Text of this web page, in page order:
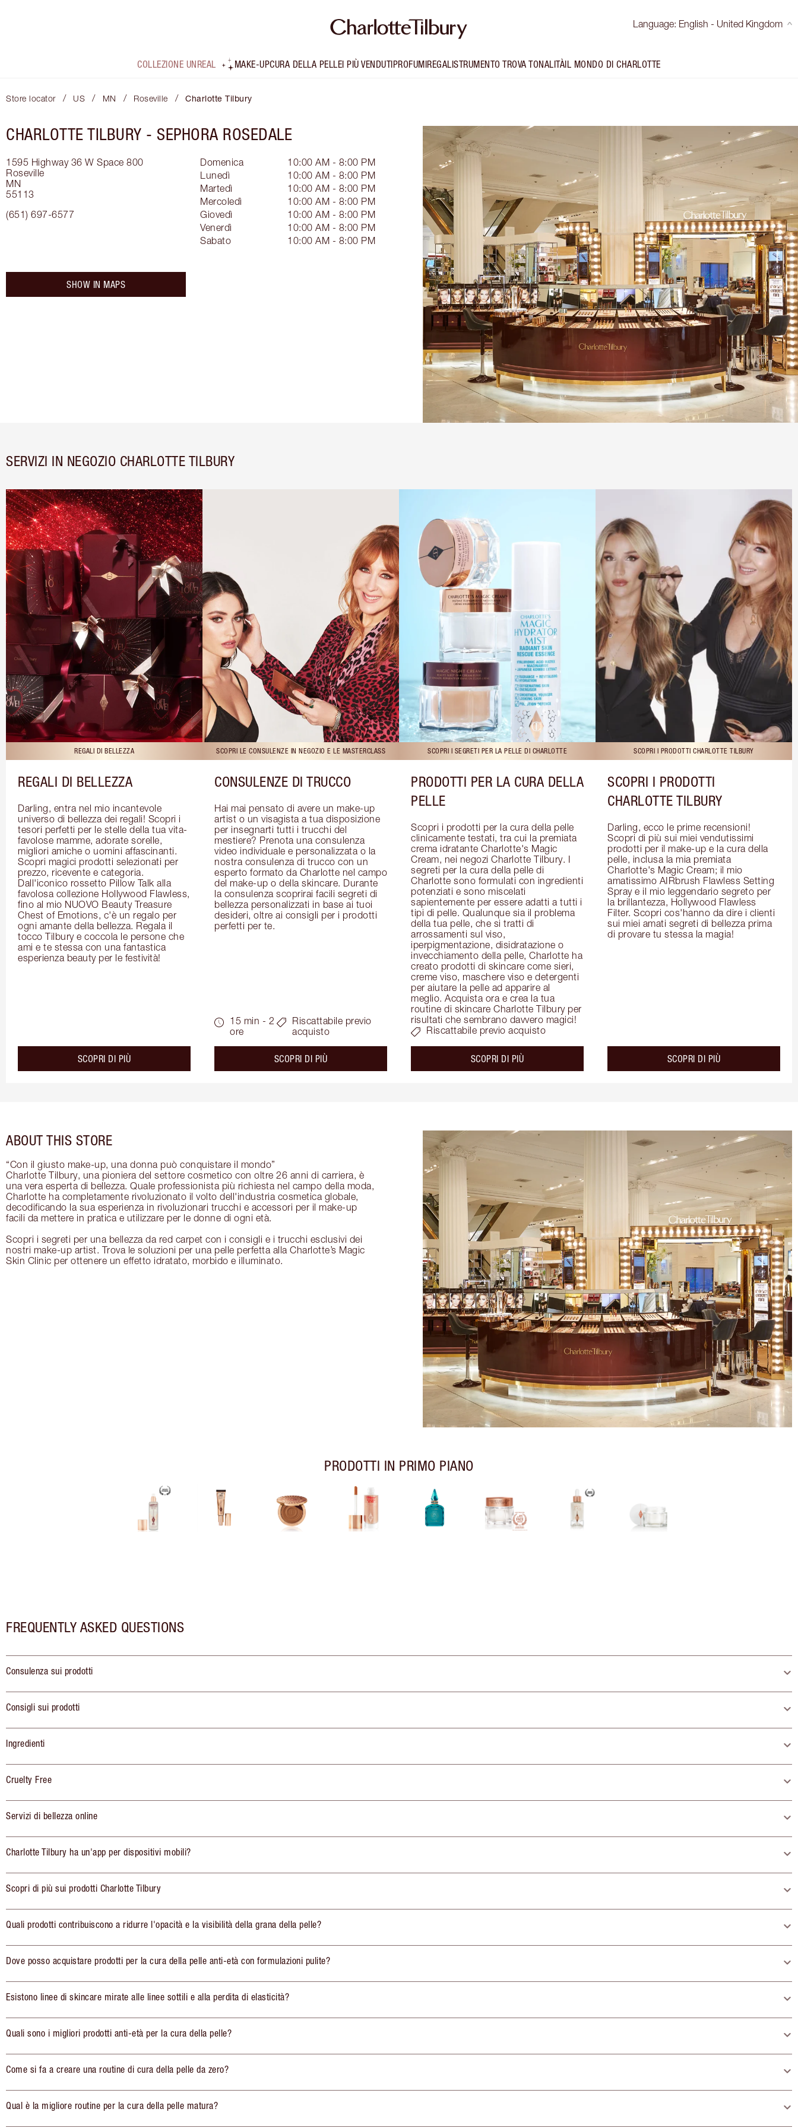
Language: English - United Kingdom
COLLEZIONE UNREAL MAKE-UPCURA DELLA PELLEI PIÙ VENDUTIPROFUMIREGALISTRUMENTO TROVA TONALITÀIL MONDO DI CHARLOTTE
Store locator / US / MN / Roseville / Charlotte Tilbury
CHARLOTTE TILBURY - SEPHORA ROSEDALE
1595 Highway 36 W Space 800
Roseville
MN
55113
(651) 697-6577
Domenica
10:00 AM - 8:00 PM
Lunedì
10:00 AM - 8:00 PM
Martedì
10:00 AM - 8:00 PM
Mercoledì
10:00 AM - 8:00 PM
Giovedì
10:00 AM - 8:00 PM
Venerdì
10:00 AM - 8:00 PM
Sabato
10:00 AM - 8:00 PM
SHOW IN MAPS
SERVIZI IN NEGOZIO CHARLOTTE TILBURY
REGALI DI BELLEZZA
REGALI DI BELLEZZA
Darling, entra nel mio incantevole
universo di bellezza dei regali! Scopri i
tesori perfetti per le stelle della tua vita-
favolose mamme, adorate sorelle,
migliori amiche o uomini affascinanti.
Scopri magici prodotti selezionati per
prezzo, ricevente e categoria.
Dall'iconico rossetto Pillow Talk alla
favolosa collezione Hollywood Flawless,
fino al mio NUOVO Beauty Treasure
Chest of Emotions, c'è un regalo per
ogni amante della bellezza. Regala il
tocco Tilbury e coccola le persone che
ami e te stessa con una fantastica
esperienza beauty per le festività!
SCOPRI DI PIÙabout the
SCOPRI LE CONSULENZE IN NEGOZIO E LE MASTERCLASS
CONSULENZE DI TRUCCO
Hai mai pensato di avere un make-up
artist o un visagista a tua disposizione
per insegnarti tutti i trucchi del
mestiere? Prenota una consulenza
video individuale e personalizzata o la
nostra consulenza di trucco con un
esperto formato da Charlotte nel campo
del make-up o della skincare. Durante
la consulenza scoprirai facili segreti di
bellezza personalizzati in base ai tuoi
desideri, oltre ai consigli per i prodotti
perfetti per te.
15 min - 2
ore
Riscattabile previo
acquisto
SCOPRI DI PIÙabout the
SCOPRI I SEGRETI PER LA PELLE DI CHARLOTTE
PRODOTTI PER LA CURA DELLA
PELLE
Scopri i prodotti per la cura della pelle
clinicamente testati, tra cui la premiata
crema idratante Charlotte's Magic
Cream, nei negozi Charlotte Tilbury. I
segreti per la cura della pelle di
Charlotte sono formulati con ingredienti
potenziati e sono miscelati
sapientemente per essere adatti a tutti i
tipi di pelle. Qualunque sia il problema
della tua pelle, che si tratti di
arrossamenti sul viso,
iperpigmentazione, disidratazione o
invecchiamento della pelle, Charlotte ha
creato prodotti di skincare come sieri,
creme viso, maschere viso e detergenti
per aiutare la pelle ad apparire al
meglio. Acquista ora e crea la tua
routine di skincare Charlotte Tilbury per
risultati che sembrano davvero magici!
Riscattabile previo acquisto
SCOPRI DI PIÙabout the
SCOPRI I PRODOTTI CHARLOTTE TILBURY
SCOPRI I PRODOTTI
CHARLOTTE TILBURY
Darling, ecco le prime recensioni!
Scopri di più sui miei vendutissimi
prodotti per il make-up e la cura della
pelle, inclusa la mia premiata
Charlotte's Magic Cream; il mio
amatissimo AIRbrush Flawless Setting
Spray e il mio leggendario segreto per
la brillantezza, Hollywood Flawless
Filter. Scopri cos'hanno da dire i clienti
sui miei amati segreti di bellezza prima
di provare tu stessa la magia!
SCOPRI DI PIÙabout the
ABOUT THIS STORE
“Con il giusto make-up, una donna può conquistare il mondo”
Charlotte Tilbury, una pioniera del settore cosmetico con oltre 26 anni di carriera, è
una vera esperta di bellezza. Quale professionista più richiesta nel campo della moda,
Charlotte ha completamente rivoluzionato il volto dell'industria cosmetica globale,
decodificando la sua esperienza in rivoluzionari trucchi e accessori per il make-up
facili da mettere in pratica e utilizzare per le donne di ogni età.
Scopri i segreti per una bellezza da red carpet con i consigli e i trucchi esclusivi dei
nostri make-up artist. Trova le soluzioni per una pelle perfetta alla Charlotte’s Magic
Skin Clinic per ottenere un effetto idratato, morbido e illuminato.
PRODOTTI IN PRIMO PIANO
FREQUENTLY ASKED QUESTIONS
Consulenza sui prodotti
Consigli sui prodotti
Ingredienti
Cruelty Free
Servizi di bellezza online
Charlotte Tilbury ha un'app per dispositivi mobili?
Scopri di più sui prodotti Charlotte Tilbury
Quali prodotti contribuiscono a ridurre l'opacità e la visibilità della grana della pelle?
Dove posso acquistare prodotti per la cura della pelle anti-età con formulazioni pulite?
Esistono linee di skincare mirate alle linee sottili e alla perdita di elasticità?
Quali sono i migliori prodotti anti-età per la cura della pelle?
Come si fa a creare una routine di cura della pelle da zero?
Qual è la migliore routine per la cura della pelle matura?